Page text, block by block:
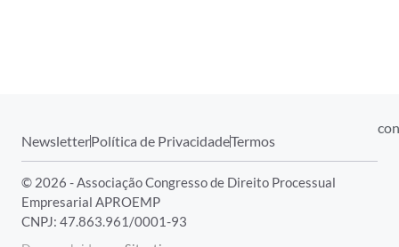
NewsletterPolítica de PrivacidadeTermos
© 2026 - Associação Congresso de Direito Processual
Empresarial APROEMP
CNPJ: 47.863.961/0001-93